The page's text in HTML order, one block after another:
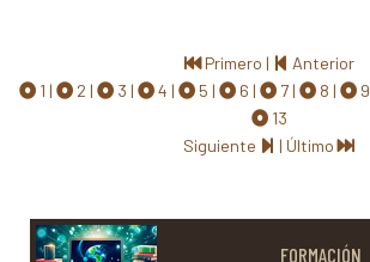
Primero |
Anterior
1
2 3 4 5 6 7 8 9
13
Siguiente
| Último
FORMACIÓN